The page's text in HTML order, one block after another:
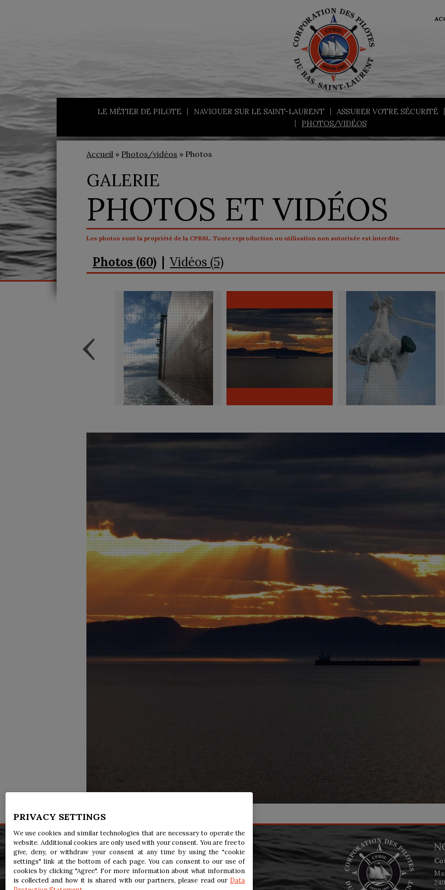
LE MÉTIER DE PILOTE NAVIGUER SUR LE SAINT-LAURENT
ASSURER VOTRE SÉCURITÉ
PHOTOS/VIDÉOS
Accueil » Photos/vidéos » Photos
GALERIE
PHOTOS ET VIDÉOS
Les photos sont la propriété de la CPBSL. Toute reproduction ou utilisation non autorisée est interdite.
Photos (60) Vidéos (5)
‹
Avis légal
Accessibilité
Renseignements personnels
PRIVACY SETTINGS
We use cookies and similar technologies that are necessary to operate the
website. Additional cookies are only used with your consent. You are free to
give, deny, or withdraw your consent at any time by using the "cookie
settings" link at the bottom of each page. You can consent to our use of
cookies by clicking "Agree". For more information about what information
is collected and how it is shared with our partners, please read our Data